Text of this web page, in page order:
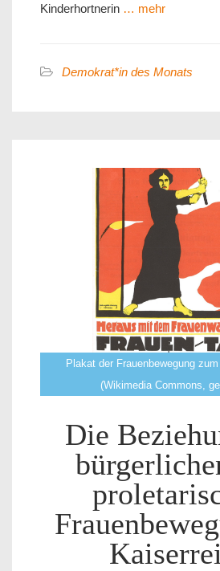
Kinderhortnerin … mehr
Demokrat*in des Monats
Plakat der Frauenbewegung
(Wikimedia Commons,
Die